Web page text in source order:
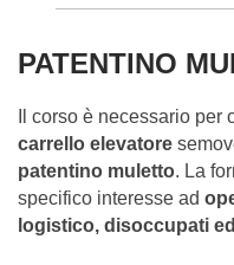
PATENTINO
Il corso è necessario per
carrello elevatore
patentino muletto. La
specifico interesse ad
logistico, disoccupati